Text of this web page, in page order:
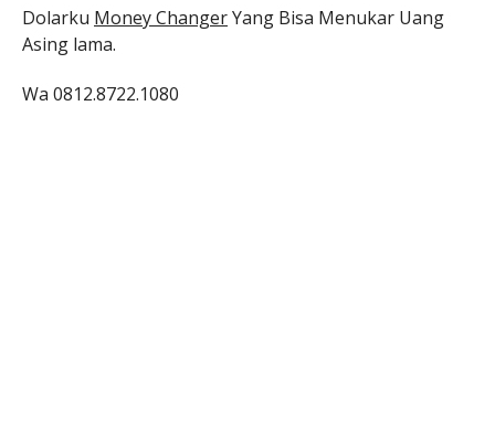
Dolarku Money ChangerYang Bisa Menukar Uang
Asing lama.
Wa 0812.8722.1080